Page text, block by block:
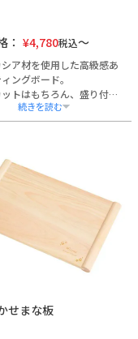
： ¥4,780税込
ア材を使用した高級感あ
ングボード。
トはもちろん、盛り付け
トとしてもご利用いただ
界やホスピタリティ分野
機会に、企業名やロゴを彫
念品としてご活用いただけ
熨斗・ラッピング対応も可
せまな板